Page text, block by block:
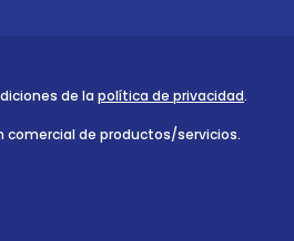
de la política de privacidad.
comercial de productos/servicios.